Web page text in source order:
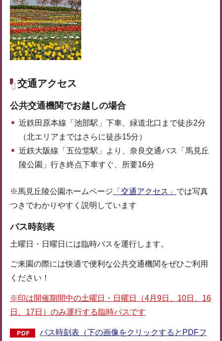
交通アクセス
公共交通機関でお越しの場合
近鉄田原本線「池部駅」下車、緑道北口まで徒歩2分
（北エリアまではさらに徒歩15分）
近鉄大阪線「五位堂駅」より、奈良交通バス「馬見丘
陵公園」行き終点下車すぐ、所要16分
※馬見丘陵公園ホームページ 「交通アクセス」 では写真
つきでわかりやすく説明しています
バス時刻表
土曜日・日曜日には臨時バスを運行します。
ご来園の際には快適で便利な公共交通機関をぜひご利用
ください！
※印は開催期間中の土曜日・日曜日（4月9日、10日、16
日、17日）のみ運行する臨時バスです
バス時刻表（下の画像をクリックするとPDFフ